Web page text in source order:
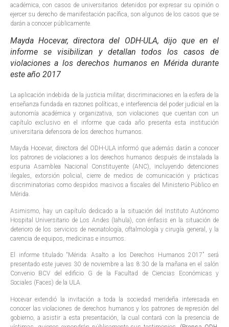
académica, con casos de universitarios detenidos por expresar su opinión o
ejercer su derecho de manifestación pacífica, son algunos de los casos que se
darán a conocer públicamente.
Mayda Hocevar, directora del ODH-ULA, dijo que en el
informe se visibilizan y detallan todos los casos de
violaciones a los derechos humanos en Mérida durante
este año 2017
La aplicación indebida de la justicia militar, discriminaciones en la esfera de la
enseñanza fundada en razones políticas, e interferencia del poder judicial en la
autonomía académica y organizativa, son violaciones que cuentan con un
capítulo exclusivo en el informe que cada año presenta esta institución
universitaria defensora de los derechos humanos.
Mayda Hocevar, directora del ODH-ULA informó que además darán a conocer
los patrones de violaciones a los derechos humanos después de instalada la
espuria Asamblea Nacional Constituyente (ANC), incluyendo detenciones
ilegales, extorsión policial, cierre de medios de comunicación y prácticas
discriminatorias como despidos masivos a fiscales del Ministerio Público en
Mérida.
Asimismo, hay un capítulo dedicado a la situación del Instituto Autónomo
Hospital Universitario de Los Andes (Iahula), con énfasis en la situación de
deterioro de los servicios de neonatología, oftalmología y cirugía general, y la
carencia de equipos, medicinas e insumos.
El informe titulado “Mérida: Asalto a los Derechos Humanos 2017” será
presentado este jueves 30 de noviembre a las 8:30 de la mañana en el salón
Convenio BCV del edificio G de la Facultad de Ciencias Económicas y
Sociales (Faces) de la ULA.
Hocevar extendió la invitación a toda la sociedad merideña interesada en
conocer las violaciones de derechos humanos y los patrones de represión del
gobierno, a asistir a esta presentación, la cual contará con la presencia de